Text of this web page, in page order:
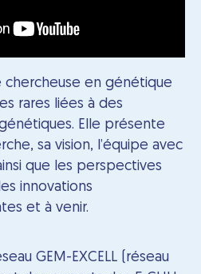
chercheuse en génétique
rares liées à des
Elle présente
sa vision, l’équipe avec
que les perspectives
innovations
et à venir.
GEM-EXCELL (réseau